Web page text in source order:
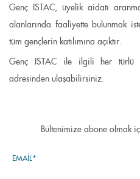
Genç ISTAC, üyelik aidatı
alanlarında faaliyette bulunmak
tüm gençlerin katılımına açıktır.
Genç ISTAC ile ilgili her türlü
adresinden ulaşabilirsiniz.
Bültenimize abone olmak
EMAIL*